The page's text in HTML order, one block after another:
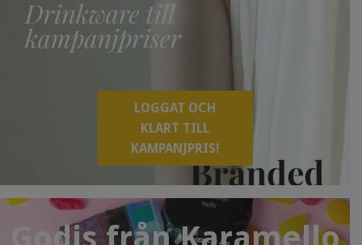
LOGGAT OCH
KLART TILL
KAMPANJPRIS!